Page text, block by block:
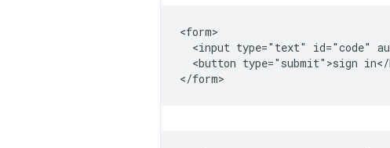
<form>
<input type="text" id="code"
<button type="submit">sign